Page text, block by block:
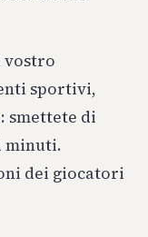
vostro
sportivi,
smettete di
minuti.
dei giocatori